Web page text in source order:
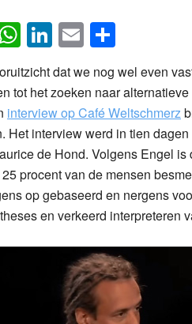
WhatsApp
LinkedIn
Email
dat we nog wel even
tot het zoeken naar
interview op Café Weltschmerz
Het interview werd in tien
de Hond. Volgens Engel
procent van de mensen
op gebaseerd en nergens
en verkeerd interpreteren